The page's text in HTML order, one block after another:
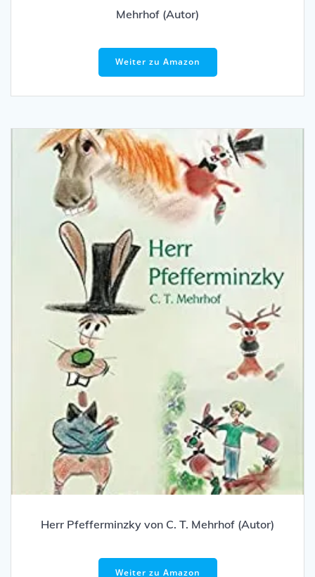
Mehrhof (Autor)
Weiter zu Amazon
Herr Pfefferminzky von C. T. Mehrhof (Autor)
Weiter zu Amazon